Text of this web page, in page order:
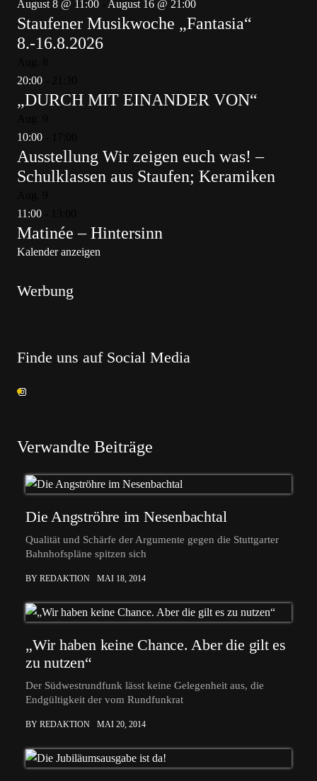
August 8 @ 11:00
August 16 @ 21:00
Staufener Musikwoche „Fantasia“
8.-16.8.2026
20:00
„DURCH MIT EINANDER VON“
10:00
Ausstellung Wir zeigen euch was! –
Schulklassen aus Staufen; Keramiken
11:00
Matinée – Hintersinn
Kalender anzeigen
Werbung
Finde uns auf Social Media
Verwandte Beiträge
Die Angströhre im Nesenbachtal
Qualität und Schärfe der Argumente gegen die Stuttgarter
Bahnhofspläne spitzen sich
BY REDAKTION MAI 18, 2014
„Wir haben keine Chance. Aber die gilt es
zu nutzen“
Der Südwestrundfunk lässt keine Gelegenheit aus, die
Endgültigkeit der vom Rundfunkrat
BY REDAKTION MAI 20, 2014